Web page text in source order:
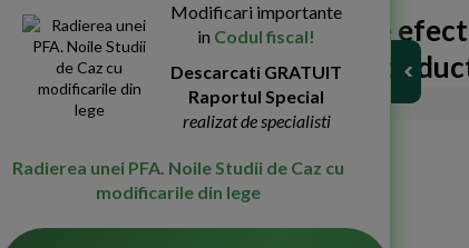
Microintreprinderi care
depasita suma maxima
17-Iul-2023 6260
Modificari importante
in Codul fiscal!
Descarcati GRATUIT
Raportul Special
realizat de specialisti
Radierea unei PFA. Noile Studii de Caz cu
modificarile din lege